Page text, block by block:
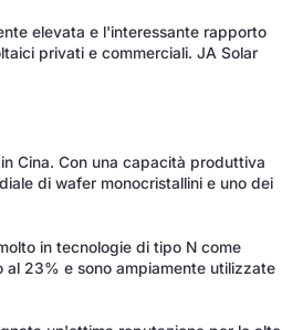
elevata e l'interessante rapporto
privati e commerciali. JA Solar
Cina. Con una capacità produttiva
di wafer monocristallini e uno dei
in tecnologie di tipo N come
23% e sono ampiamente utilizzate